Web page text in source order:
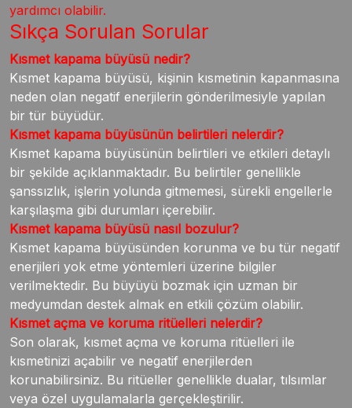
yardımcı olabilir.
Sıkça Sorulan Sorular
Kısmet kapama büyüsü nedir?
Kısmet kapama büyüsü, kişinin kısmetinin kapanmasına
neden olan negatif enerjilerin gönderilmesiyle yapılan
bir tür büyüdür.
Kısmet kapama büyüsünün belirtileri nelerdir?
Kısmet kapama büyüsünün belirtileri ve etkileri detaylı
bir şekilde açıklanmaktadır. Bu belirtiler genellikle
şanssızlık, işlerin yolunda gitmemesi, sürekli engellerle
karşılaşma gibi durumları içerebilir.
Kısmet kapama büyüsü nasıl bozulur?
Kısmet kapama büyüsünden korunma ve bu tür negatif
enerjileri yok etme yöntemleri üzerine bilgiler
verilmektedir. Bu büyüyü bozmak için uzman bir
medyumdan destek almak en etkili çözüm olabilir.
Kısmet açma ve koruma ritüelleri nelerdir?
Son olarak, kısmet açma ve koruma ritüelleri ile
kısmetinizi açabilir ve negatif enerjilerden
korunabilirsiniz. Bu ritüeller genellikle dualar, tılsımlar
veya özel uygulamalarla gerçekleştirilir.